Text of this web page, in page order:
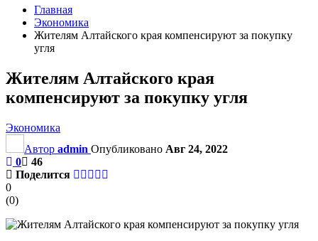
Главная
Экономика
Жителям Алтайского края компенсируют за покупку
угля
Жителям Алтайского края
компенсируют за покупку угля
Экономика
Автор admin Опубликовано Авг 24, 2022
0
46
Поделится
0
(0)